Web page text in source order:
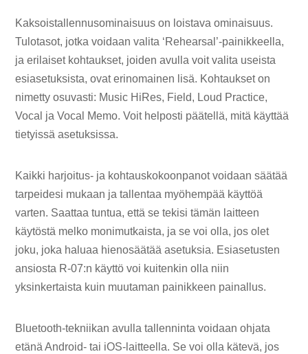
Kaksoistallennusominaisuus on loistava ominaisuus.
Tulotasot, jotka voidaan valita ‘Rehearsal’-painikkeella,
ja erilaiset kohtaukset, joiden avulla voit valita useista
esiasetuksista, ovat erinomainen lisä. Kohtaukset on
nimetty osuvasti: Music HiRes, Field, Loud Practice,
Vocal ja Vocal Memo. Voit helposti päätellä, mitä käyttää
tietyissä asetuksissa.
Kaikki harjoitus- ja kohtauskokoonpanot voidaan säätää
tarpeidesi mukaan ja tallentaa myöhempää käyttöä
varten. Saattaa tuntua, että se tekisi tämän laitteen
käytöstä melko monimutkaista, ja se voi olla, jos olet
joku, joka haluaa hienosäätää asetuksia. Esiasetusten
ansiosta R-07:n käyttö voi kuitenkin olla niin
yksinkertaista kuin muutaman painikkeen painallus.
Bluetooth-tekniikan avulla tallenninta voidaan ohjata
etänä Android- tai iOS-laitteella. Se voi olla kätevä, jos